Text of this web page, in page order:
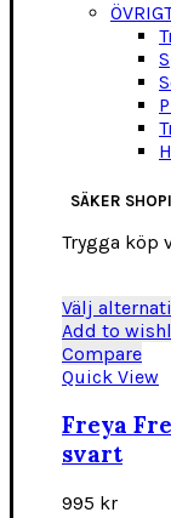
SÄKER
Trygga köp
Välj
Add to
Compare
Quick View
Freya
svart
995 kr